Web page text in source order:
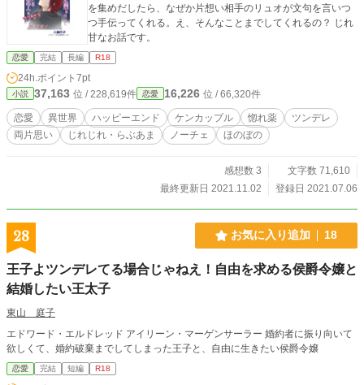
を集めだしたら、なぜか片想い相手のリュオが文句を言いつ
つ手伝ってくれる。え、そんなことまでしてくれるの？ じれ
甘なお話です。
恋愛 完結 長編 R18
24h.ポイント 7pt
小説 37,163 位 / 228,619件 恋愛 16,226 位 / 66,320件
恋愛 異世界 ハッピーエンド ケンカップル 惚れ薬
ツンデレ
両片思い
じれじれ・らぶあま ノーチェ ほのぼの
感想数 3
文字数 71,610
最終更新日 2021.11.02
登録日 2021.07.06
28 お気に入り追加 18
王子よツンデレてる場合じゃねえ！自由を求める侯爵令嬢と
結婚したい王太子
東山 庭子
エドワード・エルドレッド アイリーン・マーゲンサーラー 婚約者に振り向いて
欲しくて、婚約破棄までしてしまった王子と、自由に生きたい侯爵令嬢
恋愛 完結 短編 R18